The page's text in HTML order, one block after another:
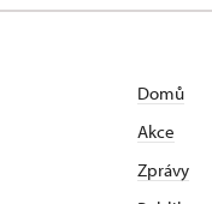
Domů
Akce
Zprávy